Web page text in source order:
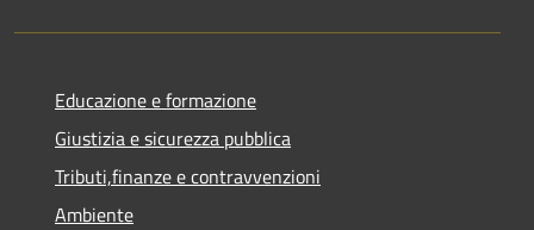
Educazione e formazione
Giustizia e sicurezza pubblica
Tributi,finanze e contravvenzioni
Ambiente